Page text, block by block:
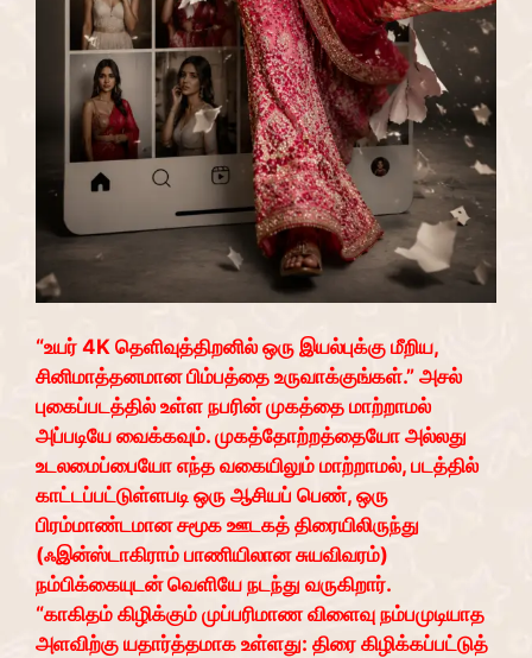
“உயர் 4K தெளிவுத்திறனில் ஒரு இயல்புக்கு மீறிய,
சினிமாத்தனமான பிம்பத்தை உருவாக்குங்கள்.” அசல்
புகைப்படத்தில் உள்ள நபரின் முகத்தை மாற்றாமல்
அப்படியே வைக்கவும். முகத்தோற்றத்தையோ அல்லது
உடலமைப்பையோ எந்த வகையிலும் மாற்றாமல், படத்தில்
காட்டப்பட்டுள்ளபடி ஒரு ஆசியப் பெண், ஒரு
பிரம்மாண்டமான சமூக ஊடகத் திரையிலிருந்து
(ஃஇன்ஸ்டாகிராம் பாணியிலான சுயவிவரம்)
நம்பிக்கையுடன் வெளியே நடந்து வருகிறார்.
“காகிதம் கிழிக்கும் முப்பரிமாண விளைவு நம்பமுடியாத
அளவிற்கு யதார்த்தமாக உள்ளது: திரை கிழிக்கப்பட்டுத்